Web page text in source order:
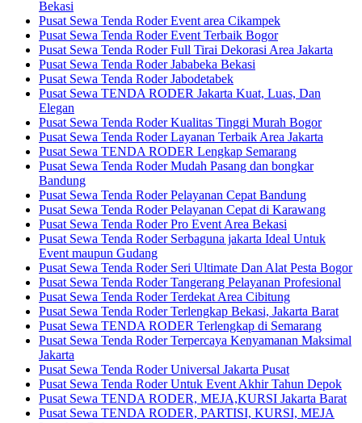
Bekasi
Pusat Sewa Tenda Roder Event area Cikampek
Pusat Sewa Tenda Roder Event Terbaik Bogor
Pusat Sewa Tenda Roder Full Tirai Dekorasi Area Jakarta
Pusat Sewa Tenda Roder Jababeka Bekasi
Pusat Sewa Tenda Roder Jabodetabek
Pusat Sewa TENDA RODER Jakarta Kuat, Luas, Dan
Elegan
Pusat Sewa Tenda Roder Kualitas Tinggi Murah Bogor
Pusat Sewa Tenda Roder Layanan Terbaik Area Jakarta
Pusat Sewa TENDA RODER Lengkap Semarang
Pusat Sewa Tenda Roder Mudah Pasang dan bongkar
Bandung
Pusat Sewa Tenda Roder Pelayanan Cepat Bandung
Pusat Sewa Tenda Roder Pelayanan Cepat di Karawang
Pusat Sewa Tenda Roder Pro Event Area Bekasi
Pusat Sewa Tenda Roder Serbaguna jakarta Ideal Untuk
Event maupun Gudang
Pusat Sewa Tenda Roder Seri Ultimate Dan Alat Pesta Bogor
Pusat Sewa Tenda Roder Tangerang Pelayanan Profesional
Pusat Sewa Tenda Roder Terdekat Area Cibitung
Pusat Sewa Tenda Roder Terlengkap Bekasi, Jakarta Barat
Pusat Sewa TENDA RODER Terlengkap di Semarang
Pusat Sewa Tenda Roder Terpercaya Kenyamanan Maksimal
Jakarta
Pusat Sewa Tenda Roder Universal Jakarta Pusat
Pusat Sewa Tenda Roder Untuk Event Akhir Tahun Depok
Pusat Sewa TENDA RODER, MEJA,KURSI Jakarta Barat
Pusat Sewa TENDA RODER, PARTISI, KURSI, MEJA